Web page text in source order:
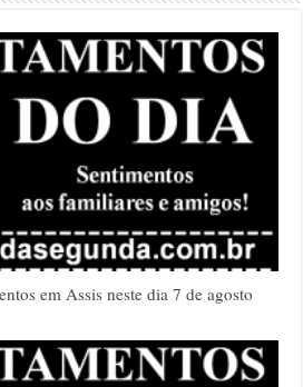
em Assis neste dia 7 de agosto